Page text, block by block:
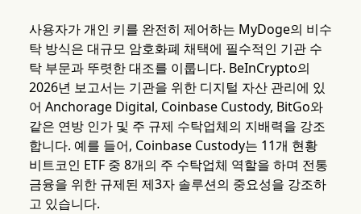
사용자가 개인 키를 완전히 제어하는 MyDoge의 비수
탁 방식은 대규모 암호화폐 채택에 필수적인 기관 수
탁 부문과 뚜렷한 대조를 이룹니다. BeInCrypto의
2026년 보고서는 기관을 위한 디지털 자산 관리에 있
어 Anchorage Digital, Coinbase Custody, BitGo와
같은 연방 인가 및 주 규제 수탁업체의 지배력을 강조
합니다. 예를 들어, Coinbase Custody는 11개 현황
비트코인 ETF 중 8개의 주 수탁업체 역할을 하며 전통
금융을 위한 규제된 제3자 솔루션의 중요성을 강조하
고 있습니다.